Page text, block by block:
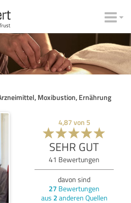
Moxibustion, Ernährung
4,87 von 5
SEHR GUT
41 Bewertungen
davon sind
27 Bewertungen
aus 2 anderen Quellen